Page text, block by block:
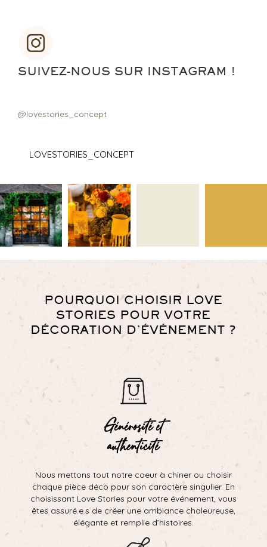
SUIVEZ-NOUS SUR INSTAGRAM !
@lovestories_concept
LOVESTORIES_CONCEPT
POURQUOI CHOISIR LOVE
STORIES POUR VOTRE
DÉCORATION D’ÉVÉNEMENT ?
Générosité et
authenticité
Nous mettons tout notre coeur à chiner ou choisir
chaque pièce déco pour son caractère singulier. En
choisissant Love Stories pour votre événement, vous
êtes assuré.e.s de créer une ambiance chaleureuse,
élégante et remplie d’histoires.